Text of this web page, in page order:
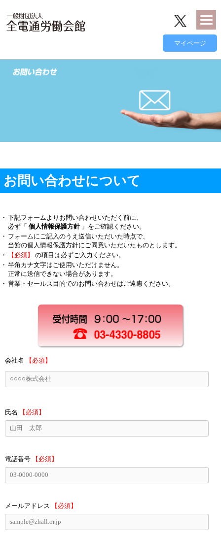
お問い合わせについて
・ 下記フォームよりお問い合わせいただく前に、
必ず「 個人情報保護方針 」をご確認ください。
・ フォームにご記入のうえ送信いただいた時点で、
当館の個人情報保護方針にご同意いただいたものとします。
・
【必須】 の項目は必ずご入力ください。
・ 半角カナ文字はご使用いただけません。
正常に送信できない場合があります。
・ 営業・セールス目的でのお問い合わせはご遠慮ください。
会社名 【必須】
氏名 【必須】
電話番号 【必須】
メールアドレス 【必須】